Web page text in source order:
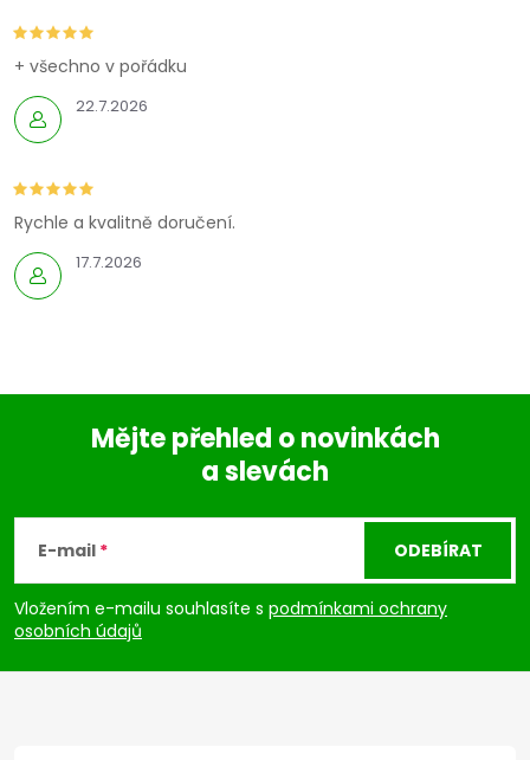
22.7.2026
+ všechno v pořádku
17.7.2026
Rychle a kvalitně doručení.
p
a
Mějte přehled o novinkách
a slevách
E-mail
Vložením e-mailu souhlasíte s podmínkami ochrany
osobních údajů
ODEBÍRAT